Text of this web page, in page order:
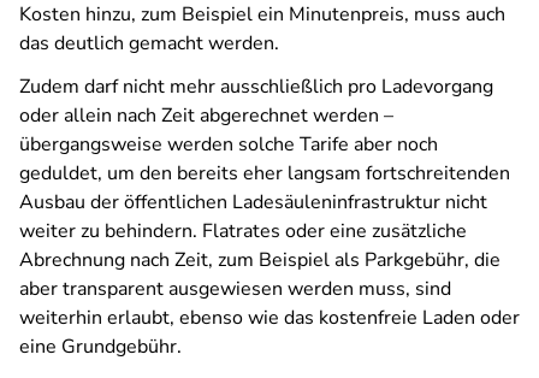
Kosten hinzu, zum Beispiel ein Minutenpreis, muss auch
das deutlich gemacht werden.
Zudem darf nicht mehr ausschließlich pro Ladevorgang
oder allein nach Zeit abgerechnet werden –
übergangsweise werden solche Tarife aber noch
geduldet, um den bereits eher langsam fortschreitenden
Ausbau der öffentlichen Ladesäuleninfrastruktur nicht
weiter zu behindern. Flatrates oder eine zusätzliche
Abrechnung nach Zeit, zum Beispiel als Parkgebühr, die
aber transparent ausgewiesen werden muss, sind
weiterhin erlaubt, ebenso wie das kostenfreie Laden oder
eine Grundgebühr.